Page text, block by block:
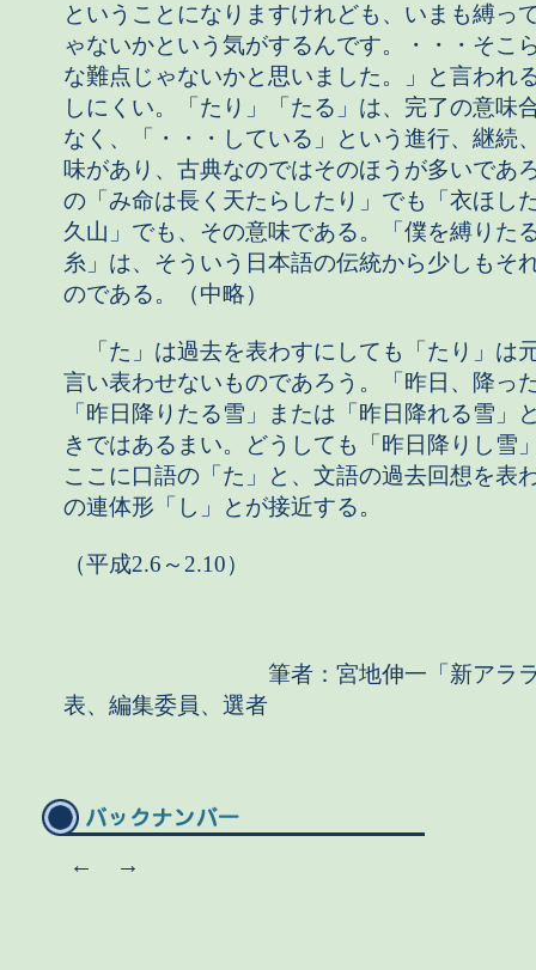
ということになりますけれども、いまも縛っ
ゃないかという気がするんです。・・・そこ
な難点じゃないかと思いました。」と言われ
しにくい。「たり」「たる」は、完了の意味
なく、「・・・している」という進行、継続
味があり、古典なのではそのほうが多いであ
の「み命は長く天たらしたり」でも「衣ほし
久山」でも、その意味である。「僕を縛りた
糸」は、そういう日本語の伝統から少しもそ
のである。（中略）
「た」は過去を表わすにしても「たり」は
言い表わせないものであろう。「昨日、降っ
「昨日降りたる雪」または「昨日降れる雪」
きではあるまい。どうしても「昨日降りし雪
ここに口語の「た」と、文語の過去回想を表
の連体形「し」とが接近する。
（平成2.6～2.10）
筆者：宮地伸一「新アララ
表、編集委員、選者
← →